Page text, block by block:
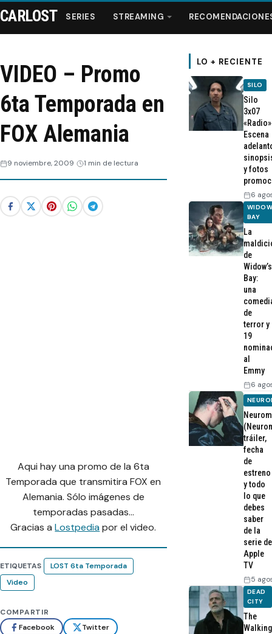
Series
Streaming
Recomendaciones
Videos
CARLOST SERIES STREAMING
VIDEO – Promo
6ta Temporada en
FOX Alemania
9 noviembre, 2009 1 min de lectura
Aqui hay una promo de la 6ta
Temporada que transmitira FOX en
Alemania. Sólo imágenes de
temporadas pasadas…
Gracias aLostpediapor el video.
ETIQUETAS
LOST 6ta Temporada
Video
COMPARTIR
Facebook
Twitter
LO + RECIENTE
SILO
Silo
3x07
Escena
y fotos
6
BAY
La
de
Widow’s
Bay:
una
de
terror y
19
al
Emmy
6
tráiler,
fecha
de
estreno
y todo
lo que
debes
saber
de la
serie de
Apple
TV
5
DEAD
CITY
The
Walking